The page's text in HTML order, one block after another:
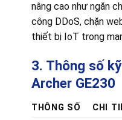
nâng cao như ngăn
công DDoS, chặn
thiết bị IoT trong
3. Thông số
Archer GE230
THÔNG SỐ
CHI